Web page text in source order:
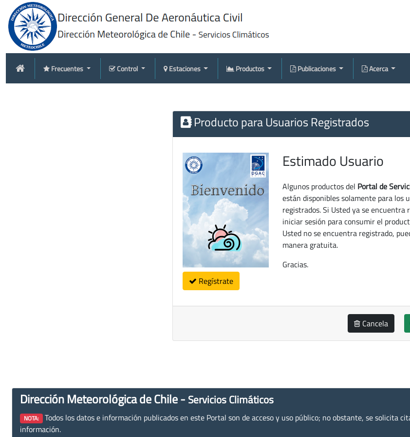
Frecuentes Control Estaciones Productos Publicaciones Acerca
Producto para Usuarios Registrados
Regístrate
Estimado Usuario
Algunos productos del Portal de
están disponibles solamente para los
registrados. Si Usted ya se encuentra
iniciar sesión para consumir el
Usted no se encuentra registrado,
manera gratuita.
Gracias.
Cancela
Dirección Meteorológica de Chile - Servicios Climáticos
NOTA: Todos los datos e información publicados en este Portal son de acceso y uso público; no obstante, se solicita
información.